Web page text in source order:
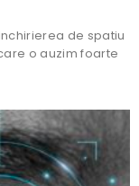
de spatiu
o auzim foarte